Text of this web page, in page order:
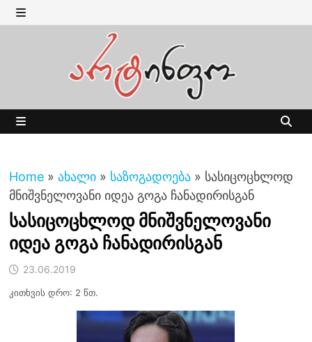
Skip
to MENU
Home » ახალი » საზოგადოება » სასიცოცხლოდ
მნიშვნელოვანი იდეა გოგა ჩანადირისგან
სასიცოცხლოდ მნიშვნელოვანი
იდეა გოგა ჩანადირისგან
23.06.2019
კითხვის დრო: 2 წთ.